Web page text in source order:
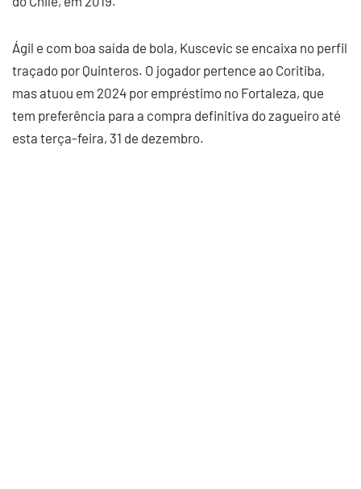
Ágil e com boa saída de bola, Kuscevic se encaixa no perfil
traçado por Quinteros. O jogador pertence ao Coritiba,
mas atuou em 2024 por empréstimo no Fortaleza, que
tem preferência para a compra definitiva do zagueiro até
esta terça-feira, 31 de dezembro.